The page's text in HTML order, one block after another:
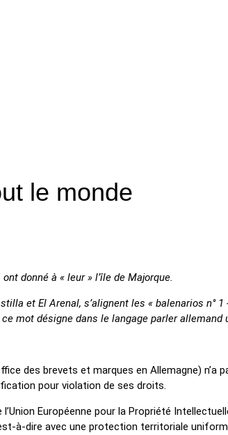
le monde
donné à « leur » l’île de Majorque.
et El Arenal, s’alignent les « balenarios n°
mot désigne dans le langage parler allemand
des brevets et marques en Allemagne) n’a
pour violation de ses droits.
Européenne pour la Propriété
à-dire avec une protection territoriale